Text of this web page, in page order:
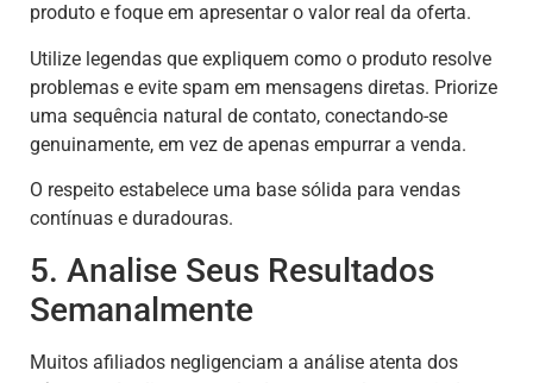
produto e foque em apresentar o valor real da oferta.
Utilize legendas que expliquem como o produto resolve
problemas e evite spam em mensagens diretas. Priorize
uma sequência natural de contato, conectando-se
genuinamente, em vez de apenas empurrar a venda.
O respeito estabelece uma base sólida para vendas
contínuas e duradouras.
5. Analise Seus Resultados
Semanalmente
Muitos afiliados negligenciam a análise atenta dos